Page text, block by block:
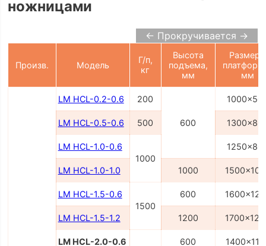
ножницами
← Прокручивается →
Произв. Модель
Г/п,
кг
Высота
подъема,
мм
Размеры
мм
LM HCL-0.2-0.6 200
600
LM HCL-0.5-0.6 500
LM HCL-1.0-0.6
1000
LM HCL-1.0-1.0 1000
LM HCL-1.5-0.6
1500
600
LM HCL-1.5-1.2 1200
LM HCL-2.0-0.6
600